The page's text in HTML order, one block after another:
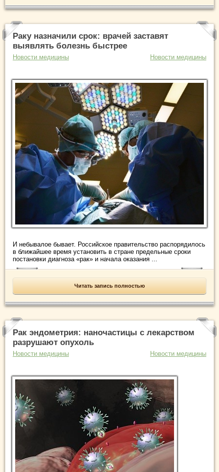
Раку назначили срок: врачей заставят
выявлять болезнь быстрее
Новости медицины Новости медицины
И небывалое бывает. Российское правительство распорядилось
в ближайшее время установить в стране предельные сроки
постановки диагноза «рак» и начала оказания ...
Читать запись полностью
Рак эндометрия: наночастицы с лекарством
разрушают опухоль
Новости медицины Новости медицины